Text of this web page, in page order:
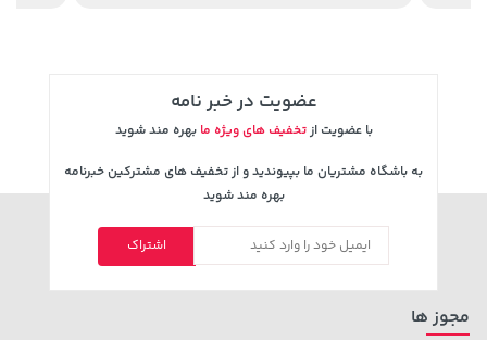
3,820,000
خرید 2,729,000 تومان
عضویت در خبر نامه
با عضویت ازتخفیف های ویژه ما بهره مند شوید
به باشگاه مشتریان ما بپیوندید و از تخفیف های مشترکین خبرنامه
بهره مند شوید
اشتراک
مجوز ها